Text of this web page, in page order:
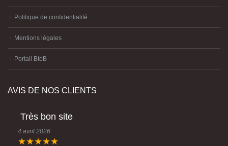
Politique de confidentialité
Mentions légales
Portail BtoB
AVIS DE NOS CLIENTS
Très bon site
4 avril 2026
★★★★★